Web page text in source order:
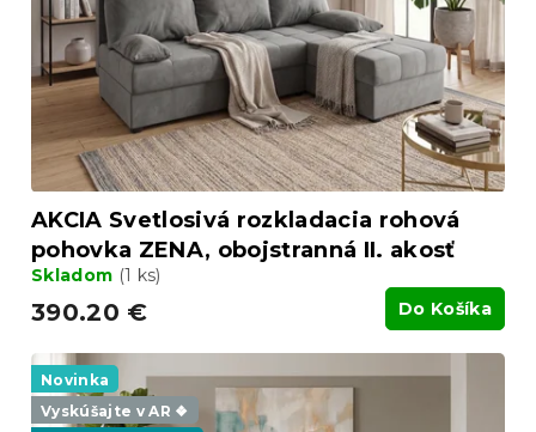
AKCIA Svetlosivá rozkladacia rohová
pohovka ZENA, obojstranná II. akosť
Skladom (1 ks)
390.20 € Do Košíka
Novinka
Vyskúšajte v AR ❖